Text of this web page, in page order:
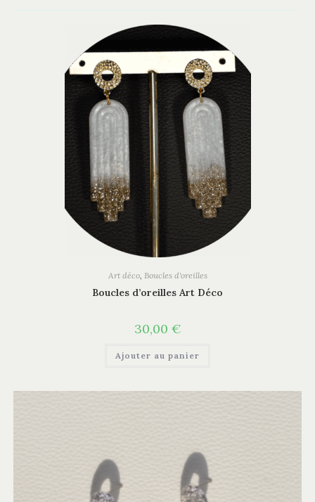
Art déco, Boucles d'oreilles
Boucles d’oreilles Art Déco
30,00 €
Ajouter au panier